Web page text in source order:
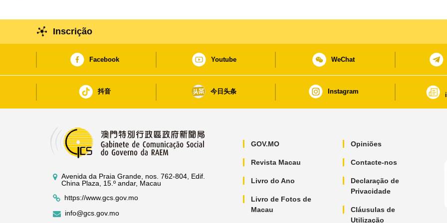
Inscrição
Facebook Youtube WeChat
抖音 今日头条 Instagram
Avenida da Praia Grande, nos. 762-804, Edif.
China Plaza, 15.º andar, Macau
https://www.gcs.gov.mo
info@gcs.gov.mo
GOV.MO
Revista Macau
Livro do Ano
Livro de Fotos de
Macau
Opiniões
Contacte-nos
Declaração de
Privacidade
Cláusulas de
Utilização